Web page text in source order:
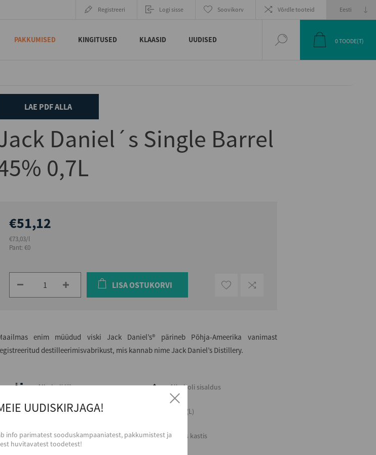
Registreeri Logi sisse Soovikorv Võrdle tooteid
PAKKUMISED KINGITUSED KLAASID UUDISED 0TOODE(T)
EELMINEJÄRGMINE
LAE PDF ALLA
Daniel´s Single Barrel
0,7L
€51,12
€73,03/l
Pant: €0
LISA OSTUKORVI
enim müüdud viski Jack Daniel’s® pärineb Põhja-Ameerika vanimast
destilleerimisvabrikust, mis kannab nime Jack Daniel’s Distillery.
Alkoholi liik
Tootja
Piirkond
Tennessee
Alkoholi sisaldus
45
Maht (L)
Kogus kastis
UUDISKIRJAGA!
info parimatest sooduskampaaniatest, pakkumistest ja
huvitavatest toodetest!